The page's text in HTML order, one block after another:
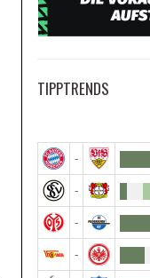
TIPPTRENDS
-
-
-
-